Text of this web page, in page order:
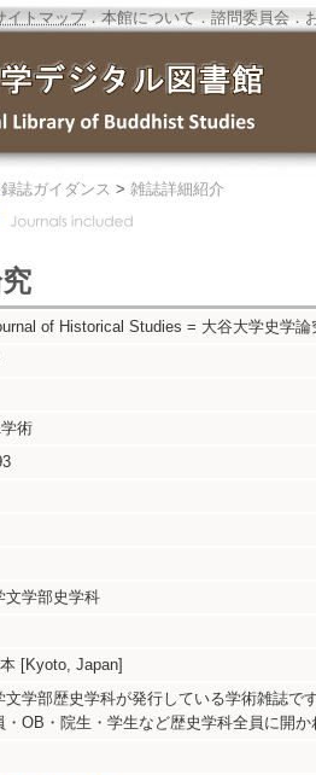
イトマップ．本館について．諮問委員会．
誌ガイダンス > 雑誌詳細紹介
of Historical Studies = 大谷大学史学論
術
文学部史学科
[Kyoto, Japan]
文学部歴史学科が発行している学術雑誌で
・OB・院生・学生など歴史学科全員に開